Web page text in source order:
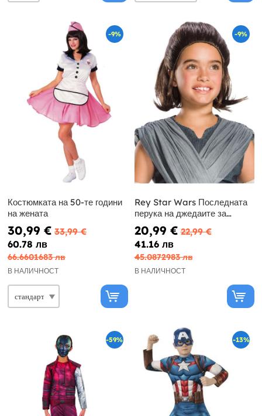
-9%
Костюмката на 50-те години
на жената
30,99 € 33,99 €
60.78 лв
66.6601683 лв
В НАЛИЧНОСТ
-9%
Rey Star Wars Последната
перука на джедаите за
момичета
20,99 € 22,99 €
41.16 лв
45.0872983 лв
В НАЛИЧНОСТ
-59% -13%